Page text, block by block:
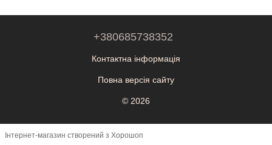
+380685738352
Контактна інформація
Повна версія сайту
© 2026
Інтернет-магазин створений з Хорошоп